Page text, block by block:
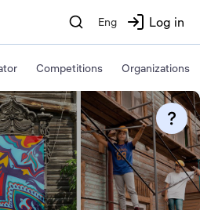
Eng Log in
Competitions Organizations